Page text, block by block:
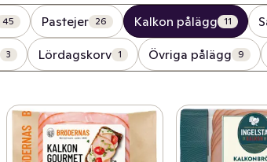
45 Pastejer 26 Kalkon pålägg 11
3 Lördagskorv 1 Övriga pålägg 9